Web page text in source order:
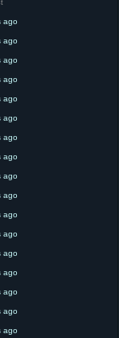
ago
ago
ago
ago
ago
ago
ago
ago
ago
ago
ago
ago
ago
ago
ago
ago
ago